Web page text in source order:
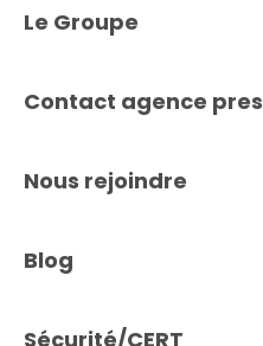
Le Groupe
Contact agence
Nous rejoindre
Blog
Sécurité/CERT